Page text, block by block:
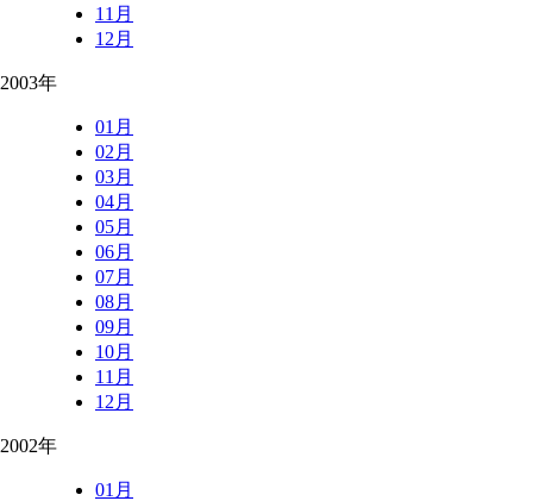
11月
12月
2003年
01月
02月
03月
04月
05月
06月
07月
08月
09月
10月
11月
12月
2002年
01月